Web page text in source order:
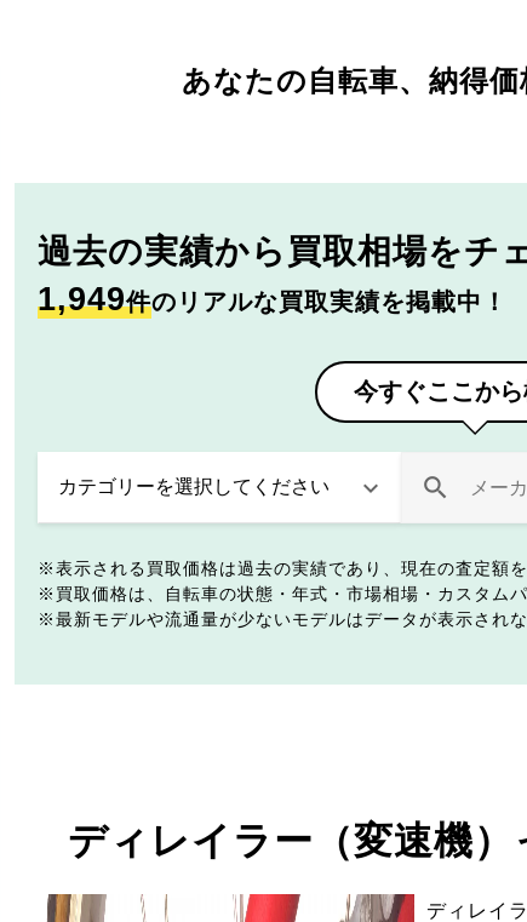
あなたの自転車、 納得
過去の実績から 買取相場をチ
1,949件のリアルな買取実績を掲載中！
今すぐここから
表示される買取価格は過去の実績であり、現在の査定額
買取価格は、自転車の状態・年式・市場相場・カスタム
最新モデルや流通量が少ないモデルはデータが表示され
ディレイラー（変速機
ディレイ